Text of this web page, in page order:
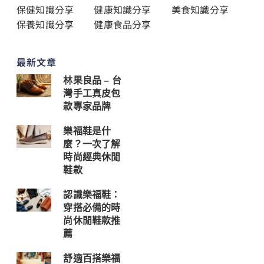
保健知識分享 健康知識分享
美食知識分享
保養知識分享
健康食品分享
最新文章
林果良品 – 台
灣手工真皮包
款專家品牌
樂福鞋是什
麼？一次了解
時尚經典休閒
鞋款
認識樂福鞋：
穿搭必備的時
尚休閒鞋款推
薦
舒適百搭樂福